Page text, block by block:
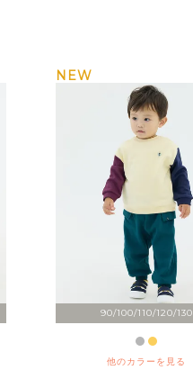
90/100/110/120/130
他のカラーを見る
NEW